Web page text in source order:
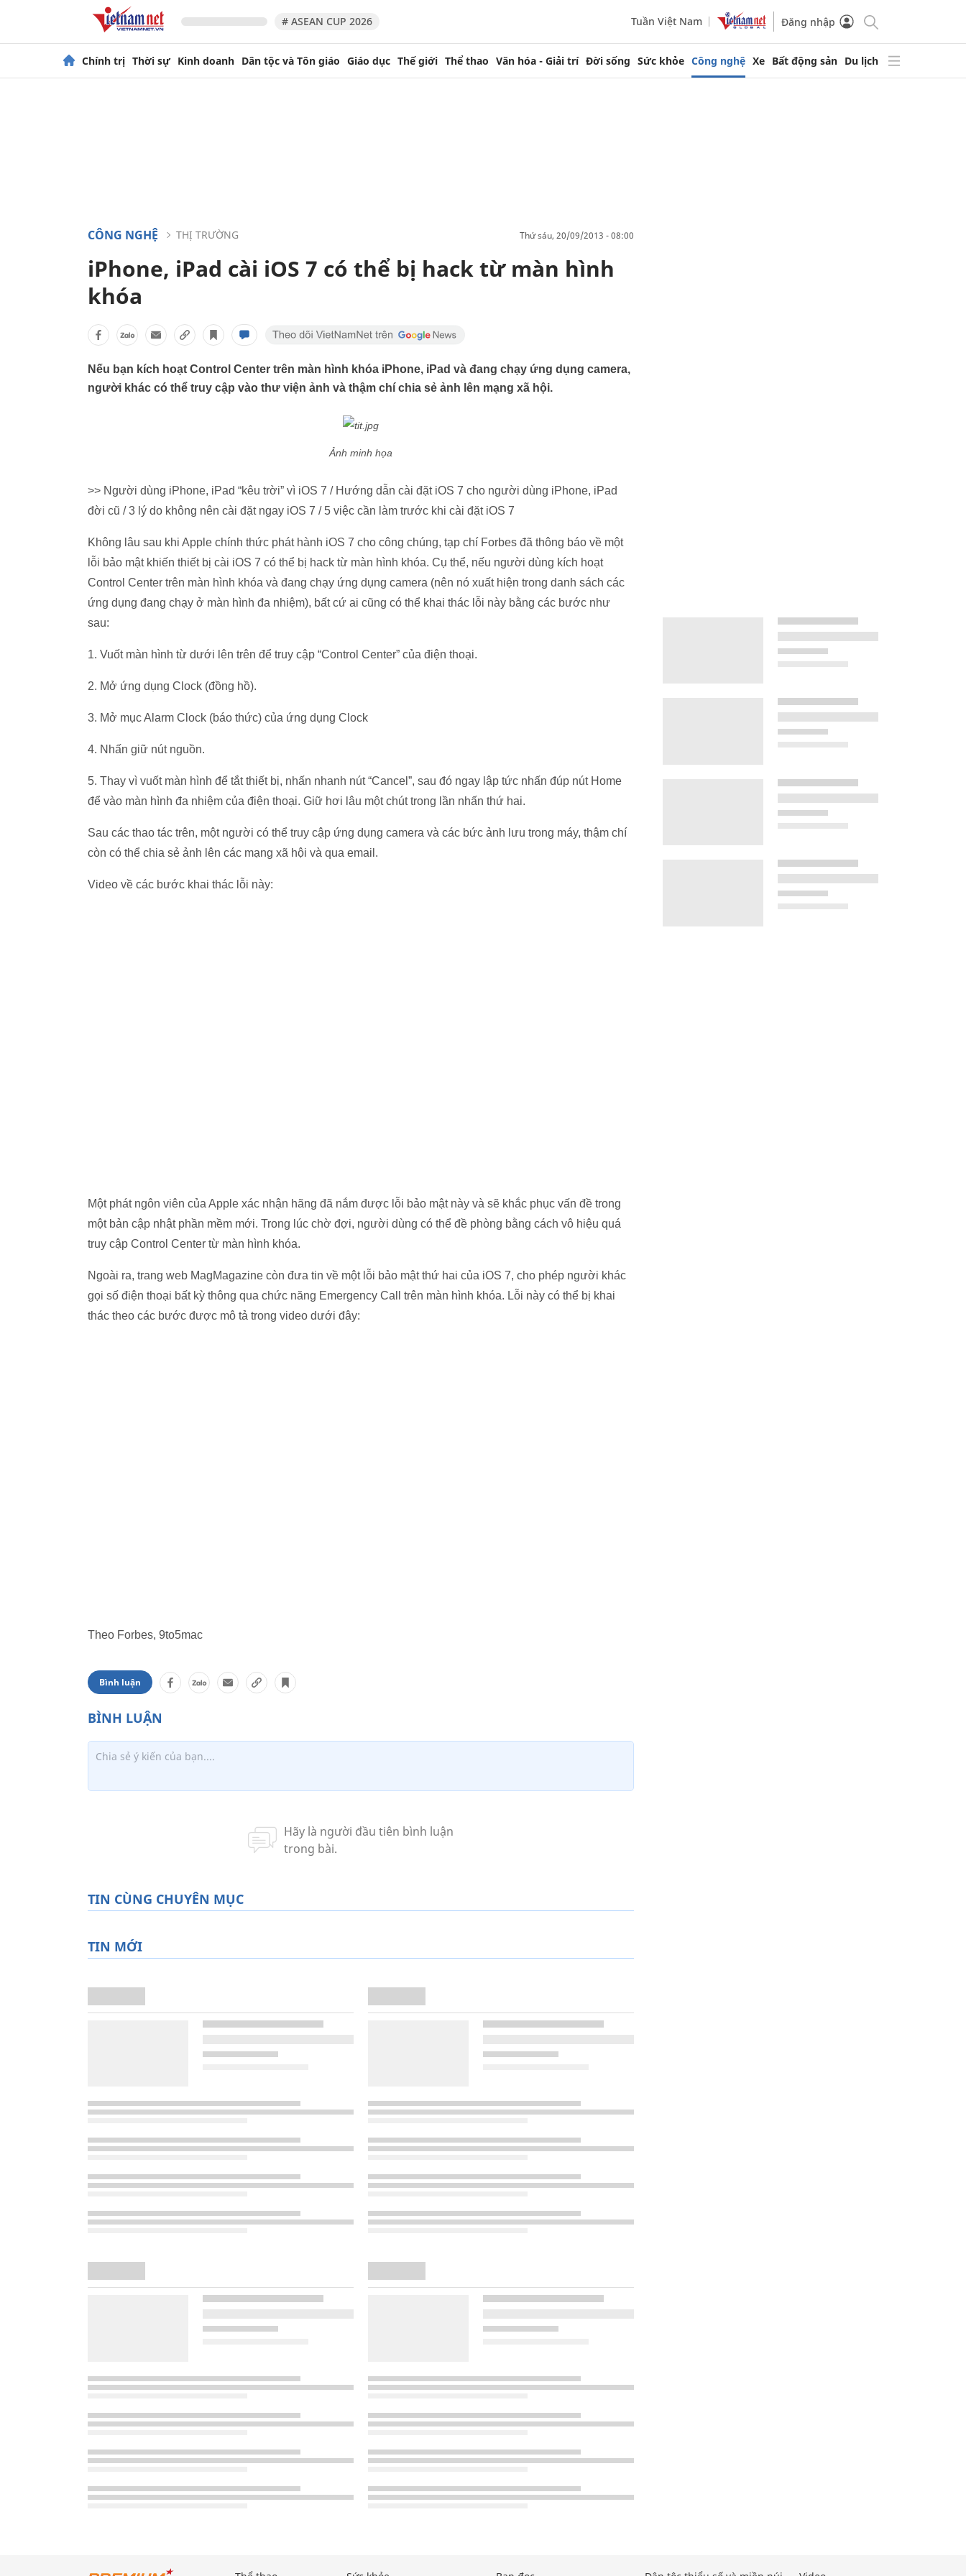
# ASEAN CUP 2026 Tuần Việt Nam Đăng nhập
Chính trị Thời sự Kinh doanh Dân tộc và Tôn giáo Giáo dục Thế giới Thể thao Văn hóa - Giải trí Đời sống Sức khỏe Công nghệ Xe Bất động sản Du lịch
CÔNG NGHỆ THỊ TRƯỜNG thứ sáu, 20/09/2013 - 08:00
iPhone, iPad cài iOS 7 có thể bị hack từ màn hình
khóa
Nếu bạn kích hoạt Control Center trên màn hình khóa iPhone, iPad và đang chạy ứng dụng camera,
người khác có thể truy cập vào thư viện ảnh và thậm chí chia sẻ ảnh lên mạng xã hội.
Ảnh minh họa
>> Người dùng iPhone, iPad “kêu trời” vì iOS 7 / Hướng dẫn cài đặt iOS 7 cho người dùng iPhone, iPad
đời cũ / 3 lý do không nên cài đặt ngay iOS 7 / 5 việc cần làm trước khi cài đặt iOS 7
Không lâu sau khi Apple chính thức phát hành iOS 7 cho công chúng, tạp chí Forbes đã thông báo về một
lỗi bảo mật khiến thiết bị cài iOS 7 có thể bị hack từ màn hình khóa. Cụ thể, nếu người dùng kích hoạt
Control Center trên màn hình khóa và đang chạy ứng dụng camera (nên nó xuất hiện trong danh sách các
ứng dụng đang chạy ở màn hình đa nhiệm), bất cứ ai cũng có thể khai thác lỗi này bằng các bước như
sau:
1. Vuốt màn hình từ dưới lên trên để truy cập “Control Center” của điện thoại.
2. Mở ứng dụng Clock (đồng hồ).
3. Mở mục Alarm Clock (báo thức) của ứng dụng Clock
4. Nhấn giữ nút nguồn.
5. Thay vì vuốt màn hình để tắt thiết bị, nhấn nhanh nút “Cancel”, sau đó ngay lập tức nhấn đúp nút Home
để vào màn hình đa nhiệm của điện thoại. Giữ hơi lâu một chút trong lần nhấn thứ hai.
Sau các thao tác trên, một người có thể truy cập ứng dụng camera và các bức ảnh lưu trong máy, thậm chí
còn có thể chia sẻ ảnh lên các mạng xã hội và qua email.
Video về các bước khai thác lỗi này:
Một phát ngôn viên của Apple xác nhận hãng đã nắm được lỗi bảo mật này và sẽ khắc phục vấn đề trong
một bản cập nhật phần mềm mới. Trong lúc chờ đợi, người dùng có thể đề phòng bằng cách vô hiệu quá
truy cập Control Center từ màn hình khóa.
Ngoài ra, trang web MagMagazine còn đưa tin về một lỗi bảo mật thứ hai của iOS 7, cho phép người khác
gọi số điện thoại bất kỳ thông qua chức năng Emergency Call trên màn hình khóa. Lỗi này có thể bị khai
thác theo các bước được mô tả trong video dưới đây:
Theo Forbes, 9to5mac
Bình luận
TIN CÙNG CHUYÊN MỤC
TIN MỚI